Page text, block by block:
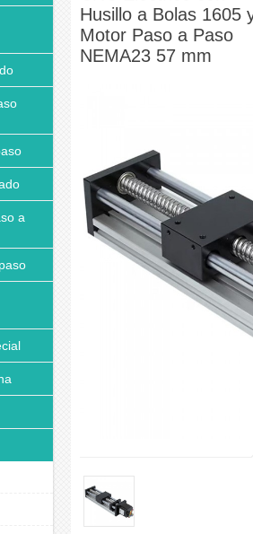
a
Husillo a Bolas 1605
Motor Paso a Paso
NEMA23 57 mm